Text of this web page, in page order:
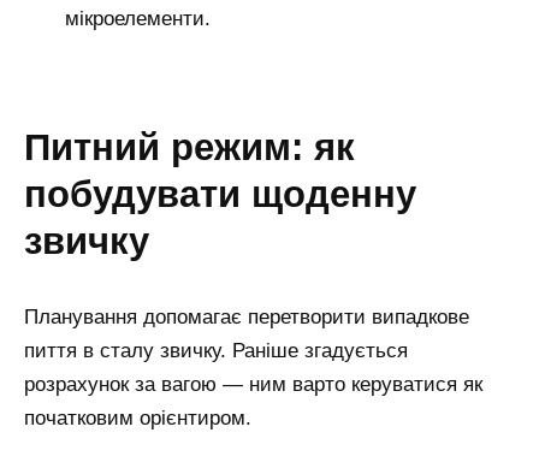
мікроелементи.
питний режим: як
побудувати щоденну
звичку
Планування допомагає перетворити випадкове
пиття в сталу звичку. Раніше згадується
розрахунок за вагою — ним варто керуватися як
початковим орієнтиром.